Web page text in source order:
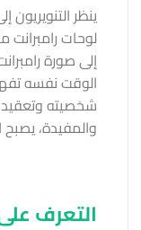
ينظر التنويريون
لوحات رامبرانت
إلى صورة
الوقت نفسه
شخصيته
والمفيدة،
التعرف